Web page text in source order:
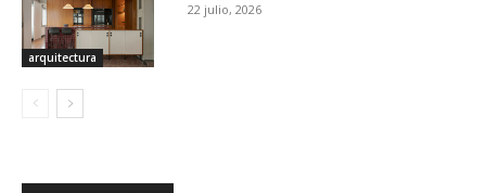
arquitectura
22 julio, 2026